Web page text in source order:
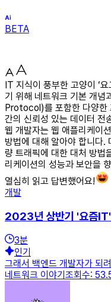
BETA
IT 지식이 풍부한 고양이 ‘
기 위해 네트워크 기본 개
Protocol)를 포함한 다양한
간의 신뢰성 있는 데이터 전
웹 개발자는 웹 애플리케이
방법에 대해 알아야 합니다.
량 트래픽에 대한 대처 방법
리케이션의 성능과 보안을
열심히 읽고 답변했어요!
개발
2023년 상반기 '요즘
3분
인기
그래서 백엔드 개발자가 되
네트워크 이야기조회수: